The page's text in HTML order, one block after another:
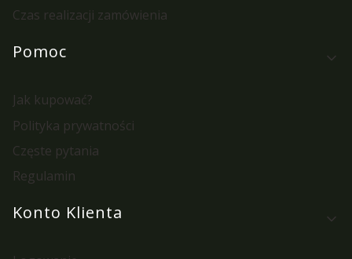
Czas realizacji zamówienia
Pomoc
Jak kupować?
Polityka prywatności
Częste pytania
Regulamin
Konto Klienta